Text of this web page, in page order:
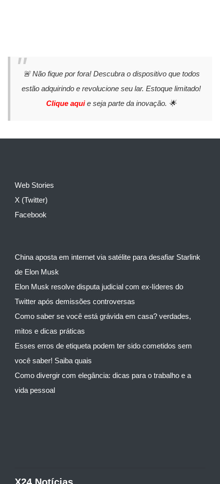
🚨 Não fique por fora! Descubra o dispositivo que todos
estão adquirindo e revolucione seu lar. Estoque limitado!
Clique aquie seja parte da inovação. 🌟
Web Stories
X (Twitter)
Facebook
China aposta em internet via satélite para desafiar Starlink
de Elon Musk
Elon Musk resolve disputa judicial com ex-líderes do
Twitter após demissões controversas
Como saber se você está grávida em casa? verdades,
mitos e dicas práticas
Esses erros de etiqueta podem ter sido cometidos sem
você saber! Saiba quais
Como divergir com elegância: dicas para o trabalho e a
vida pessoal